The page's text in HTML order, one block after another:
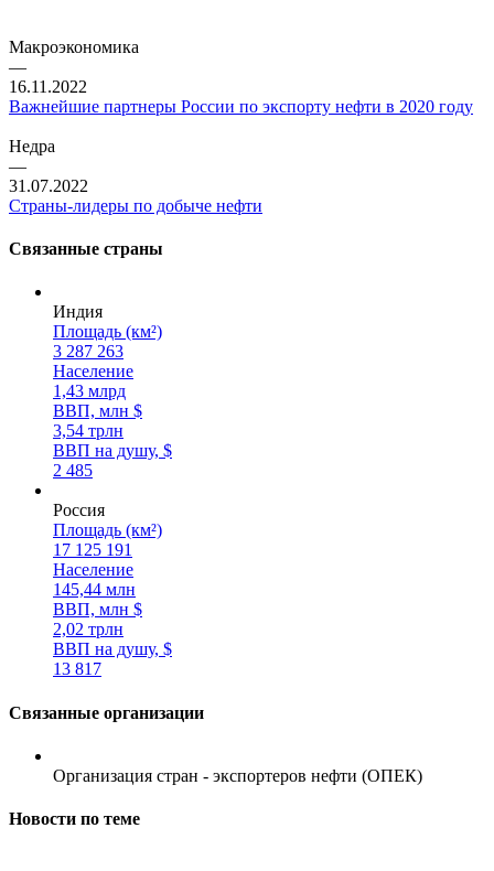
Макроэкономика
—
16.11.2022
Важнейшие партнеры России по экспорту нефти в 2020 году
Недра
—
31.07.2022
Страны-лидеры по добыче нефти
Связанные страны
Индия
Площадь (км²)
3 287 263
Население
1,43 млрд
ВВП, млн $
3,54 трлн
ВВП на душу, $
2 485
Россия
Площадь (км²)
17 125 191
Население
145,44 млн
ВВП, млн $
2,02 трлн
ВВП на душу, $
13 817
Связанные организации
Организация стран - экспортеров нефти (ОПЕК)
Новости по теме